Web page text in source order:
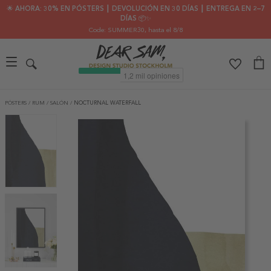
🌟 AHORA: 30% EN PÓSTERS ┃ DEVOLUCIÓN EN 30 DÍAS ┃ ENTREGA EN 2–7
DÍAS 📦✨
Code: SUMMER30, hasta el 8/8
PÓSTERS / RUM / SALÓN / NOCTURNAL WATERFALL